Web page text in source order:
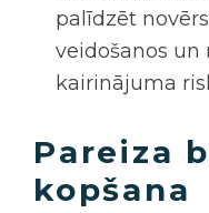
palīdzēt
veidošanos
kairinājuma
Pareiza
kopšana